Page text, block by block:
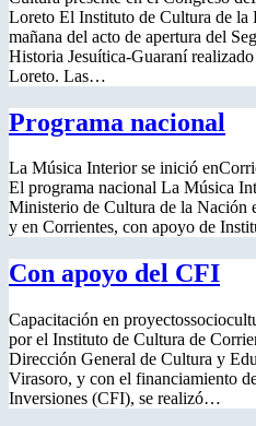
Loreto El Instituto de Cultura de la
mañana del acto de apertura del
Historia Jesuítica-Guaraní
Loreto. Las…
Programa nacional
La Música Interior se inició
El programa nacional La Música
Ministerio de Cultura de la Nación
y en Corrientes, con apoyo de
Con apoyo del CFI
Capacitación en
por el Instituto de Cultura de
Dirección General de Cultura y
Virasoro, y con el financiamiento
Inversiones (CFI), se realizó…